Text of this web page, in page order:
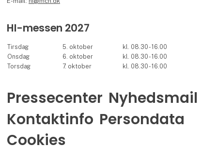
HI-messen 2027
Tirsdag 5. oktober
kl. 08.30 - 16.00
Onsdag
6. oktober
kl. 08.30 - 16.00
Torsdag
7. oktober kl. 08.30 - 16.00
Pressecenter Nyhedsmail
Kontaktinfo Persondata
Cookies